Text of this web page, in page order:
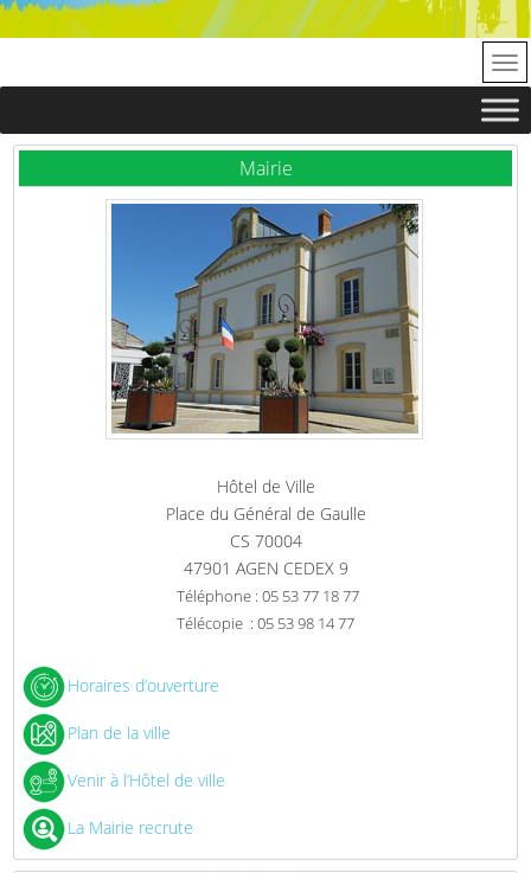
Mairie
Hôtel de Ville
Place du Général de Gaulle
CS 70004
47901 AGEN CEDEX 9
Téléphone : 05 53 77 18 77
Télécopie : 05 53 98 14 77
Horaires d’ouverture
Plan de la ville
Venir à l’Hôtel de ville
La Mairie recrute